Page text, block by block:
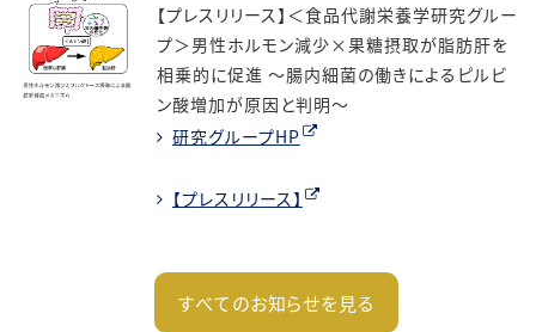
【プレスリリース】＜食品代謝栄養学研究グルー
プ＞男性ホルモン減少×果糖摂取が脂肪肝を
相乗的に促進 ～腸内細菌の働きによるピルビ
ン酸増加が原因と判明～
研究グループHP
【プレスリリース】
すべてのお知らせを見る